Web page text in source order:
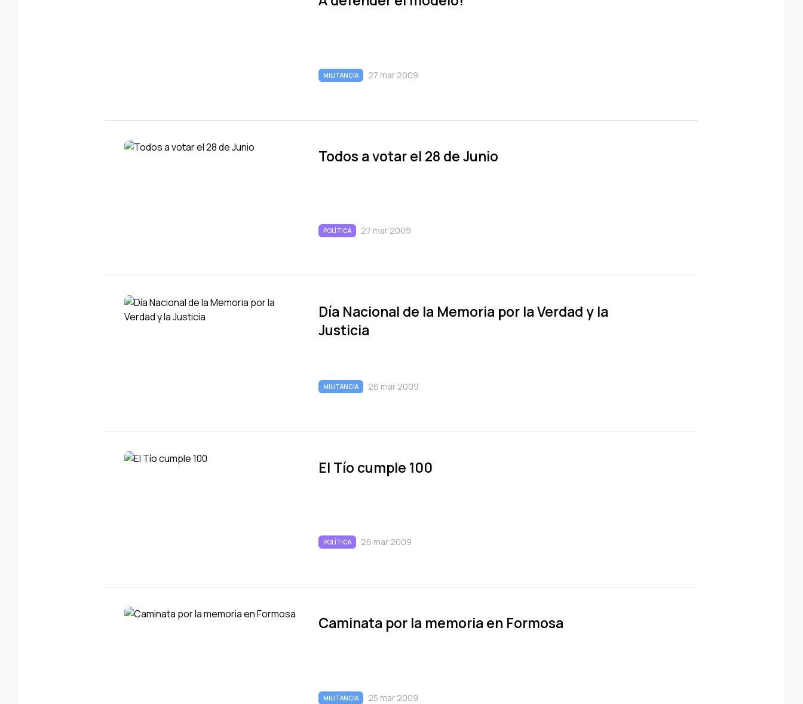
MILITANCIA 27 mar 2009
Todos a votar el 28 de Junio
POLÍTICA 27 mar 2009
Dí­a Nacional de la Memoria por la Verdad y la
Justicia
MILITANCIA 26 mar 2009
El Tí­o cumple 100
POLÍTICA 26 mar 2009
Caminata por la memoria en Formosa
MILITANCIA 25 mar 2009